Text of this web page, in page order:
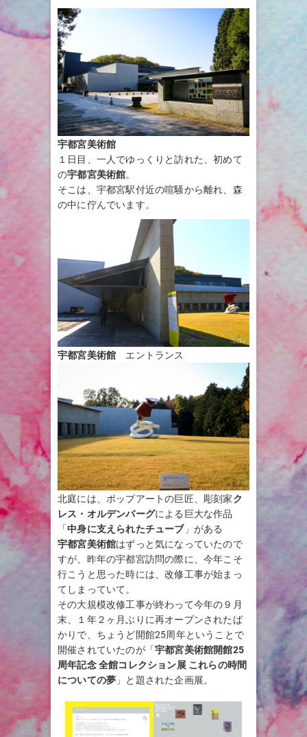
宇都宮美術館
１日目、一人でゆっくりと訪れた、初めて
の宇都宮美術館。
そこは、宇都宮駅付近の喧騒から離れ、森
の中に佇んでいます。
宇都宮美術館 エントランス
北庭には、ポップアートの巨匠、彫刻家ク
レス・オルデンバーグによる巨大な作品
「中身に支えられたチューブ」がある
宇都宮美術館はずっと気になっていたので
すが、昨年の宇都宮訪問の際に、今年こそ
行こうと思った時には、改修工事が始まっ
てしまっていて。
その大規模改修工事が終わって今年の９月
末、１年２ヶ月ぶりに再オープンされたば
かりで、ちょうど開館25周年ということで
開催されていたのが「宇都宮美術館開館25
周年記念 全館コレクション展 これらの時間
についての夢 」と題された企画展。